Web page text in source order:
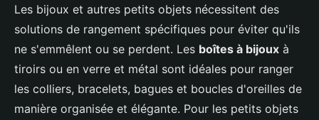
Les bijoux et autres petits objets nécessitent des
solutions de rangement spécifiques pour éviter qu'ils
ne s'emmêlent ou se perdent. Les boîtes à bijoux à
tiroirs ou en verre et métal sont idéales pour ranger
les colliers, bracelets, bagues et boucles d'oreilles de
manière organisée et élégante. Pour les petits objets